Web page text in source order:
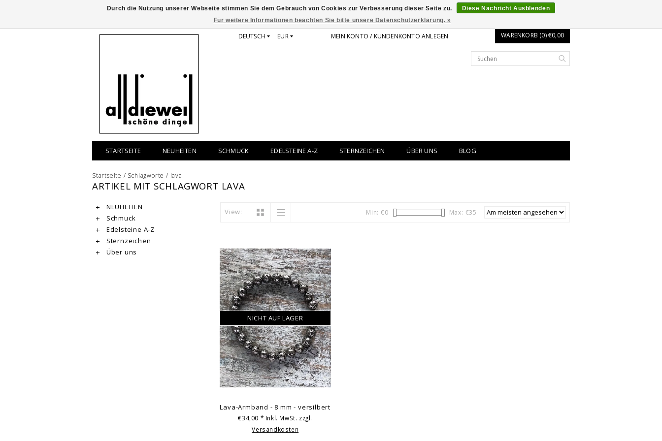
DEUTSCH EUR MEIN KONTO / KUNDENKONTO ANLEGEN WARENKORB (0) €0,00
STARTSEITE NEUHEITEN SCHMUCK EDELSTEINE A-Z STERNZEICHEN ÜBER UNS BLOG
Startseite / Schlagworte / lava
ARTIKEL MIT SCHLAGWORT LAVA
NEUHEITEN
Schmuck
Edelsteine A-Z
Sternzeichen
Über uns
View: Min: €0 Max: €35
NICHT AUF LAGER
Lava-Armband - 8 mm - versilbert
€34,00 * Inkl. MwSt. zzgl.
Versandkosten
Durch die Nutzung unserer Webseite stimmen Sie dem Gebrauch von Cookies zur Verbesserung dieser Seite zu.
Diese Nachricht Ausblenden
Für weitere Informationen beachten Sie bitte unsere Datenschutzerklärung. »